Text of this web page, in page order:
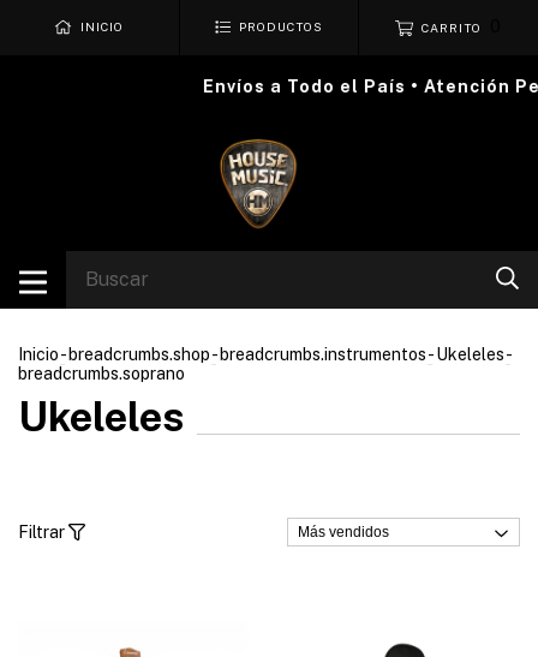
INICIO PRODUCTOS CARRITO
Envíos a Todo el País • Atención
Inicio- breadcrumbs.shop- breadcrumbs.instrumentos- Ukeleles-
breadcrumbs.soprano
Ukeleles
Filtrar